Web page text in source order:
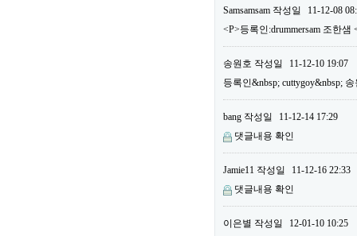
Samsamsam 작성일
11-12-08
<P>등록인:drummersam 조한
송원호 작성일
11-12-10 19:07
등록인&nbsp; cuttygoy&nbsp;
bang 작성일
11-12-14 17:29
댓글내용 확인
Jamie11 작성일
11-12-16 22:33
댓글내용 확인
이은별 작성일
12-01-10 10:25